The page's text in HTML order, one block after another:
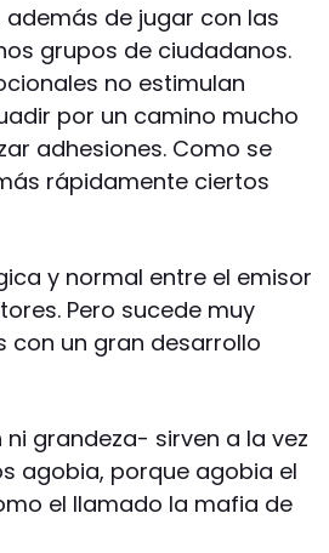
además de jugar con las
grupos de ciudadanos.
no estimulan
por un camino mucho
adhesiones. Como se
rápidamente ciertos
y normal entre el emisor
Pero sucede muy
con un gran desarrollo
grandeza- sirven a la vez
agobia, porque agobia el
el llamado la mafia de